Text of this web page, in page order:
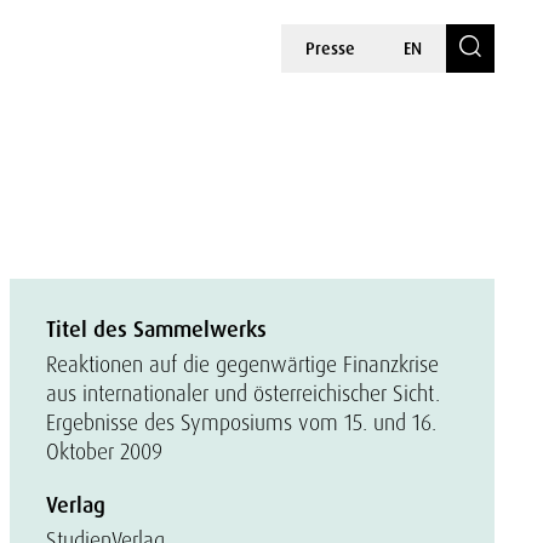
Presse EN
Titel des Sammelwerks
Reaktionen auf die gegenwärtige Finanzkrise
aus internationaler und österreichischer Sicht.
Ergebnisse des Symposiums vom 15. und 16.
Oktober 2009
Verlag